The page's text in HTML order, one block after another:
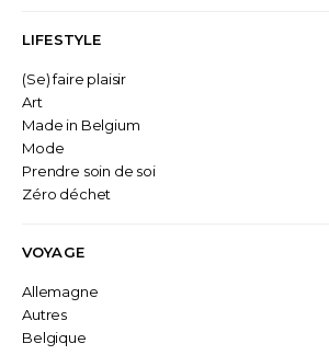
LIFESTYLE
(Se) faire plaisir
Art
Made in Belgium
Mode
Prendre soin de soi
Zéro déchet
VOYAGE
Allemagne
Autres
Belgique